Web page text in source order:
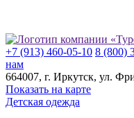
+7 (913) 460-05-10 8 (800)
нам
664007, г. Иркутск, ул.
Показать на карте
Детская одежда